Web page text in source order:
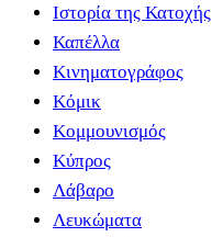
Ιστορία της Κατοχής
Καπέλλα
Κινηματογράφος
Κόμικ
Κομμουνισμός
Κύπρος
Λάβαρο
Λευκώματα